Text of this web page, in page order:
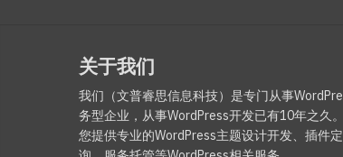
关于我们
我们（文普睿思信息科技）是专门从事
务型企业，从事WordPress开发已有10年之久
您提供专业的WordPress主题设计开发、插件